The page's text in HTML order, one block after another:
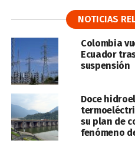
NOTICIAS
Colombia
Ecuador
suspensión
Doce
su plan de
fenómeno